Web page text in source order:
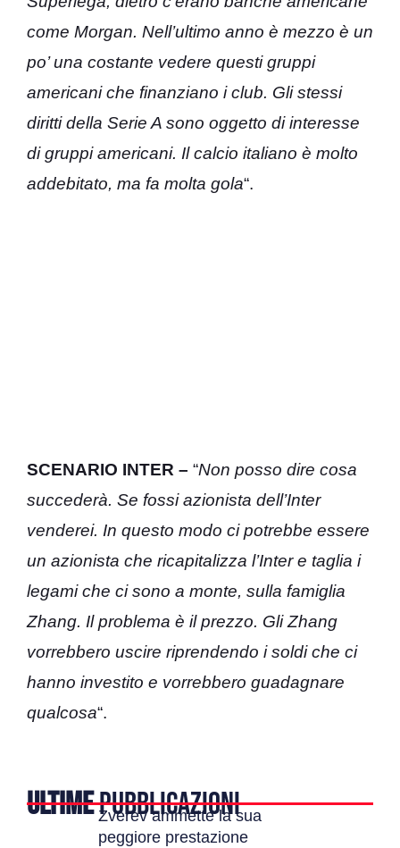
come Morgan. Nell’ultimo anno è mezzo è un
po’ una costante vedere questi gruppi
americani che finanziano i club. Gli stessi
diritti della Serie A sono oggetto di interesse
di gruppi americani. Il calcio italiano è molto
addebitato, ma fa molta gola“.
SCENARIO INTER – “Non posso dire cosa
succederà. Se fossi azionista dell’Inter
venderei. In questo modo ci potrebbe essere
un azionista che ricapitalizza l’Inter e taglia i
legami che ci sono a monte, sulla famiglia
Zhang. Il problema è il prezzo. Gli Zhang
vorrebbero uscire riprendendo i soldi che ci
hanno investito e vorrebbero guadagnare
qualcosa“.
ULTIMEPUBBLICAZIONI
Zverev ammette la sua
peggiore prestazione